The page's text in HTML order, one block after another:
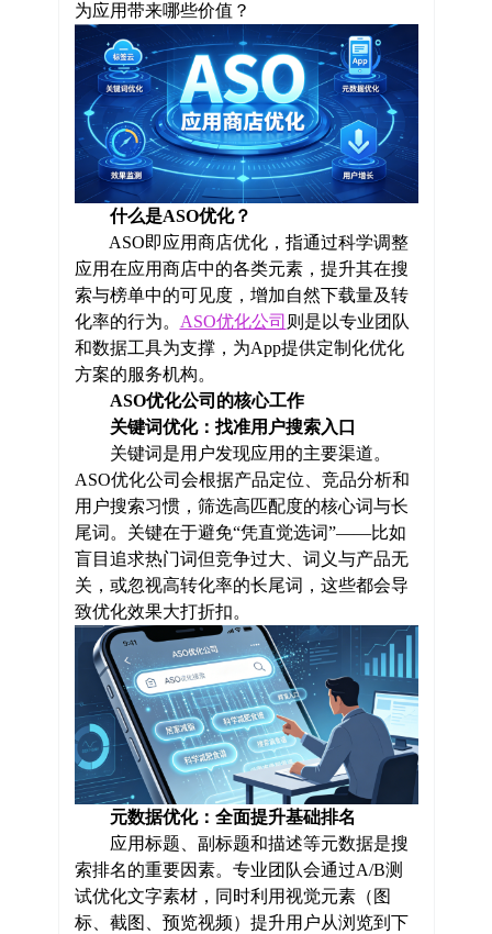
为应用带来哪些价值？
什么是ASO优化？
ASO即应用商店优化，指通过科学调整
应用在应用商店中的各类元素，提升其在搜
索与榜单中的可见度，增加自然下载量及转
化率的行为。 ASO优化公司 则是以专业团队
和数据工具为支撑，为App提供定制化优化
方案的服务机构。
ASO优化公司的核心工作
关键词优化：找准用户搜索入口
关键词是用户发现应用的主要渠道。
ASO优化公司会根据产品定位、竞品分析和
用户搜索习惯，筛选高匹配度的核心词与长
尾词。关键在于避免“凭直觉选词”——比如
盲目追求热门词但竞争过大、词义与产品无
关，或忽视高转化率的长尾词，这些都会导
致优化效果大打折扣。
元数据优化：全面提升基础排名
应用标题、副标题和描述等元数据是搜
索排名的重要因素。专业团队会通过A/B测
试优化文字素材，同时利用视觉元素（图
标、截图、预览视频）提升用户从浏览到下